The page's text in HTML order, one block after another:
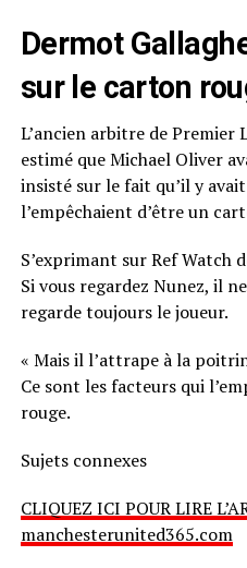
Dermot
sur le carton
L’ancien arbitre de Premier
estimé que Michael Oliver
insisté sur le fait qu’il y
l’empêchaient d’être un
S’exprimant sur Ref Watch
Si vous regardez Nunez, il
regarde toujours le joueur.
« Mais il l’attrape à la
Ce sont les facteurs qui
rouge.
Sujets connexes
CLIQUEZ ICI POUR LIRE
manchesterunited365.com